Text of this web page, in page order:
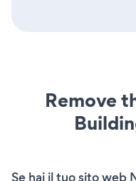
Remove
Se hai il tuo sito web